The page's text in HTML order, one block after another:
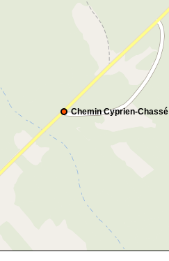
Chemin Cyprien-Chassé